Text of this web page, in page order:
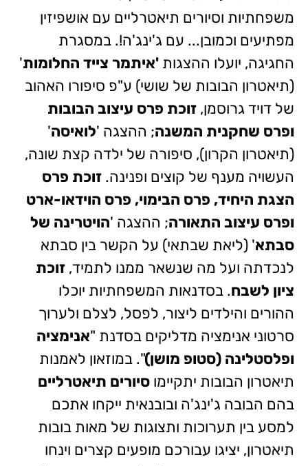
משפחתיות וסיורים תיאטרליים עם אושפיזין
מפתיעים וכמובן... עם ג'ינג'ה!. במסגרת
החגיגה, יועלו ההצגות 'איתמר צייד החלומות'
(תיאטרון הבובות של שושי) ע"פ סיפורו האהוב
של דויד גרוסמן, זוכת פרס עיצוב הבובות
ופרס שחקנית המשנה; ההצגה 'לואיסה'
(תיאטרון הקרון), סיפורה של ילדה קצת שונה,
העשויה מענף של קוצים ופנינה. זוכת פרס
הצגת היחיד, פרס הבימוי, פרס הוידאו-ארט
ופרס עיצוב התאורה; ההצגה 'הויטרינה של
סבתא' (ליאת שבתאי) על הקשר בין סבתא
לנכדתה ועל מה שנשאר ממנו לתמיד, זוכת
ציון לשבח. בסדנאות המשפחתיות יוכלו
ההורים והילדים ליצור, לפסל, לצלם ולערוך
סרטוני אנימציה מדליקים בסדנת "אנימציה
ופלסטלינה (סטופ מושן)". במוזאון לאמנות
תיאטרון הבובות יתקיימו סיורים תיאטרליים
בהם הבובה ג'ינג'ה ובובנאית ייקחו אתכם
למסע בין תערוכות ותצוגות של מאות בובות
תיאטרון, יציגו עבורכם מופעים ‏קצרים וינחו